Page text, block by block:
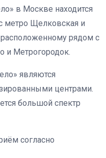
в Москве находится
метро Щелковская и
расположенному рядом с
и Метрогородок.
являются
центрами.
большой спектр
согласно